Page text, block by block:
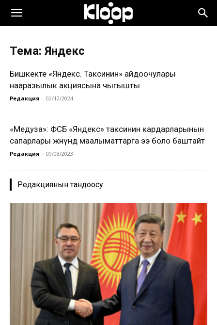
Тема: Яндекс
Бишкекте «Яндекс. Таксинин» айдоочулары
нааразылык акциясына чыгышты
Редакция - 02/12/2024
«Медуза»: ФСБ «Яндекс» таксинин кардарларынын
сапарлары жөнүндө маалыматтарга ээ боло баштайт
Редакция - 09/08/2023
Редакциянын тандоосу